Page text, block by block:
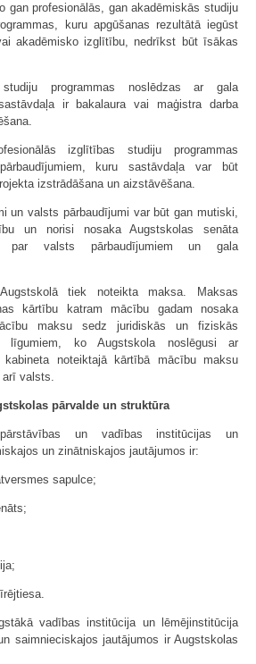
gan profesionālās, gan akadēmiskās studiju
kuru apgūšanas rezultātā iegūst
akadēmisko izglītību, nedrīkst būt īsākas
programmas noslēdzas ar gala
ir bakalaura vai maģistra darba
izglītības studiju programmas
kuru sastāvdaļa var būt
izstrādāšana un aizstāvēšana.
un valsts pārbaudījumi var būt gan mutiski,
un norisi nosaka Augstskolas senāta
par valsts pārbaudījumiem un gala
tiek noteikta maksa. Maksas
kārtību katram mācību gadam nosaka
maksu sedz juridiskās un fiziskās
līgumiem, ko Augstskola noslēgusi ar
kabineta noteiktajā kārtībā mācību maksu
arī valsts.
pārvalde un struktūra
un vadības institūcijas un
un zinātniskajos jautājumos ir:
sapulce;
vadības institūcija un lēmējinstitūcija
saimnieciskajos jautājumos ir Augstskolas